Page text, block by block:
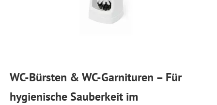
WC-Bürsten & WC-Garnituren – Für
hygienische Sauberkeit im